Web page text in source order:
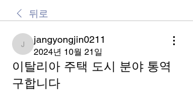
뒤로
jangyongjin0211
jangyongjin0211
2024년 10월 21일
이탈리아 주택 도시 분야 통역
구합니다